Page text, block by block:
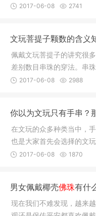
提树的种
2017-06-08 2741
文玩菩提子颗数的含义
佩戴文玩菩提子的讲究很
差别数目串珠的穿法。串
别，但每一
2017-06-08 2988
你以为文玩只有手串？
在文玩的众多种类当中，
也是大家首先会选择的文
东西还有
2017-06-08 1870
男女佩戴椰壳佛珠有什
现在我们不难发现，越来